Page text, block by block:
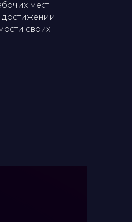
мест
достижении
своих